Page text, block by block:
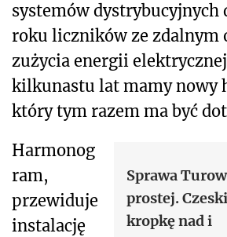
systemów dystrybucyjnych
roku liczników ze zdalnym
zużycia energii
kilkunastu lat mamy nowy
który tym razem ma być
Sprawa
prostej.
kropkę nad i
Harmonog
ram,
przewiduje
instalację